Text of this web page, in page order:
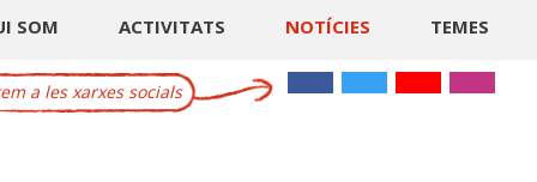
SOM ACTIVITATS NOTÍCIES TEMES
a les xarxes socials